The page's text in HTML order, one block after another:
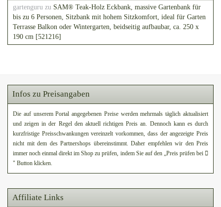
gartenguru zu SAM® Teak-Holz Eckbank, massive Gartenbank für
bis zu 6 Personen, Sitzbank mit hohem Sitzkomfort, ideal für Garten
Terrasse Balkon oder Wintergarten, beidseitig aufbaubar, ca. 250 x
190 cm [521216]
Infos zu Preisangaben
Die auf unserem Portal angegebenen Preise werden mehrmals täglich aktualisiert
und zeigen in der Regel den aktuell richtigen Preis an. Dennoch kann es durch
kurzfristige Preisschwankungen vereinzelt vorkommen, dass der angezeigte Preis
nicht mit dem des Partnershops übereinstimmt. Daher empfehlen wir den Preis
immer noch einmal direkt im Shop zu prüfen, indem Sie auf den „Preis prüfen bei
" Button klicken.
Affiliate Links